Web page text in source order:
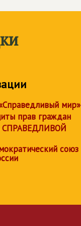
мир»
прав граждан
СПРАВЕДЛИВОЙ
союз